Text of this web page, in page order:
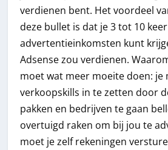
verdienen bent. Het voordeel
deze bullet is dat je 3 tot 10
advertentieinkomsten kunt
Adsense zou verdienen.
moet wat meer moeite doen: je
verkoopskills in te zetten door
pakken en bedrijven te gaan
overtuigd raken om bij jou te
moet je zelf rekeningen